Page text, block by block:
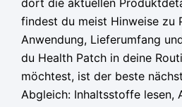
dort die aktuellen
findest du meist Hinweise zu
Anwendung, Lieferumfang
du Health Patch in deine
möchtest, ist der beste
Abgleich: Inhaltsstoffe lesen,